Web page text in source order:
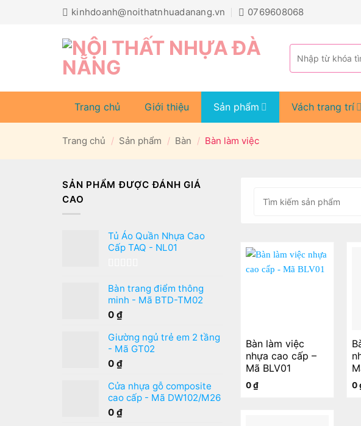
kinhdoanh@noithatnhuadanang.vn 0769608068
Tìm
kiếm:
Trang chủ Giới thiệu Sản phẩm Vách trang trí
Trang chủ / Sản phẩm / Bàn / Bàn làm việc
SẢN PHẨM ĐƯỢC ĐÁNH GIÁ
CAO
Tủ Áo Quần Nhựa Cao
Cấp TAQ - NL01
hạng5.005
sao
Bàn trang điểm thông
minh - Mã BTD-TM02
0 ₫
Giường ngủ trẻ em 2 tầng
- Mã GT02
0 ₫
Cửa nhựa gỗ composite
cao cấp - Mã DW102/M26
0 ₫
Bàn làm việc
nhựa cao cấp –
Mã BLV01
0₫ 0